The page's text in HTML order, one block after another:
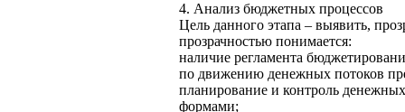
4. Анализ бюджетных процессов
Цель данного этапа – выявить,
прозрачностью понимается:
наличие регламента
по движению денежных потоков
планирование и контроль
формами;